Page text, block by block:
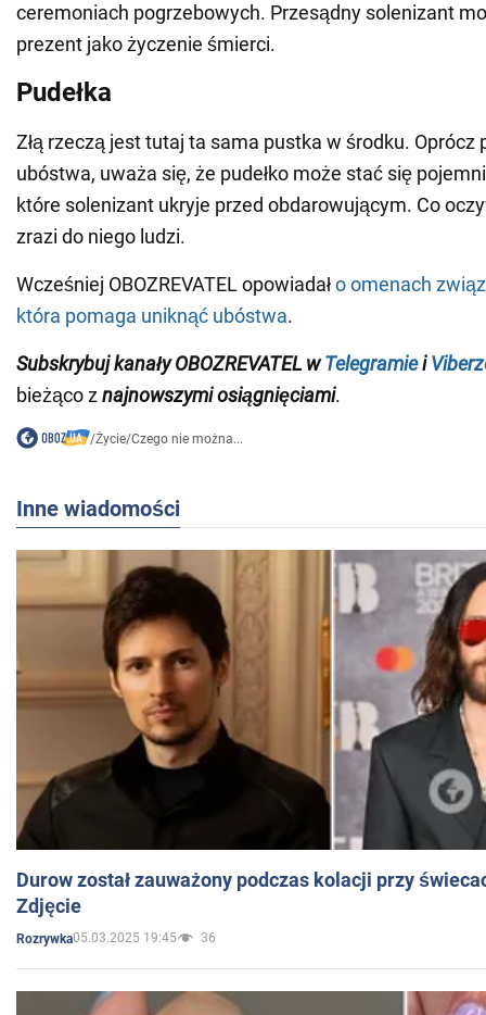
ceremoniach pogrzebowych. Przesądny solenizant
prezent jako życzenie śmierci.
Pudełka
Złą rzeczą jest tutaj ta sama pustka w środku. Oprócz
ubóstwa, uważa się, że pudełko może stać się
które solenizant ukryje przed obdarowującym. Co
zrazi do niego ludzi.
Wcześniej OBOZREVATEL opowiadało omenach
która pomaga uniknąć ubóstwa.
Subskrybuj kanały OBOZREVATEL w Telegramiei
bieżąco znajnowszymi osiągnięciami.
/Życie/Czego nie można...
Inne wiadomości
Durow został zauważony podczas kolacji przy
Zdjęcie
Rozrywka05.03.2025 19:45 36